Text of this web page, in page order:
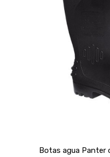
Botas agua Panter